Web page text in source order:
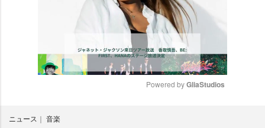
Powered by GliaStudios
ニュース 音楽